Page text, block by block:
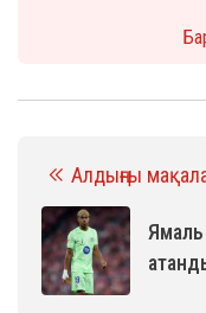
Алдыңғы
Ямаль